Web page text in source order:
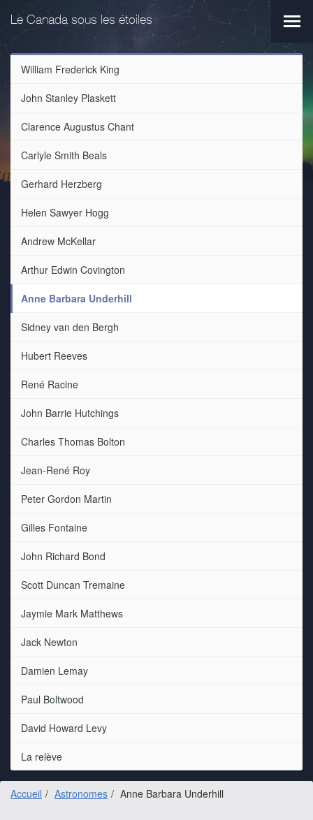
principal
contenu
principal
Le Canada sous les étoiles
William Frederick King
John Stanley Plaskett
Clarence Augustus Chant
Carlyle Smith Beals
Gerhard Herzberg
Helen Sawyer Hogg
Andrew McKellar
Arthur Edwin Covington
Anne Barbara Underhill
Sidney van den Bergh
Hubert Reeves
René Racine
John Barrie Hutchings
Charles Thomas Bolton
Jean-René Roy
Peter Gordon Martin
Gilles Fontaine
John Richard Bond
Scott Duncan Tremaine
Jaymie Mark Matthews
Jack Newton
Damien Lemay
Paul Boltwood
David Howard Levy
La relève
Accueil Astronomes Anne Barbara Underhill